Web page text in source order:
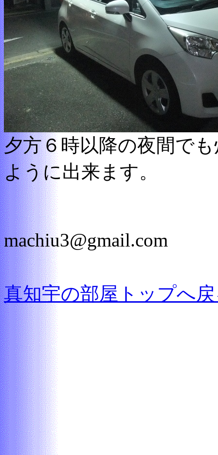
夕方６時以降の夜間で
ように出来ます。
machiu3@gmail.com
真知宇の部屋トップへ